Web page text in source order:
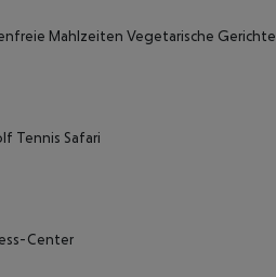
Mahlzeiten Vegetarische Gerichte
Tennis Safari
Center